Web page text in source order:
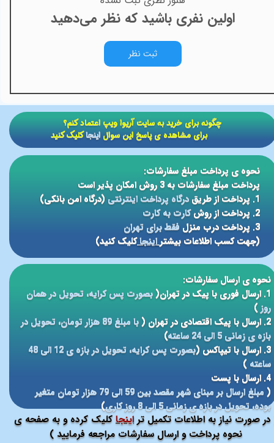
اولین نفری باشید که نظر می‌دهید
ثبت نظر
صورت نیاز به اطلاعات تکمیل تراینجا کلیک کرده و به صفحه ی
نحوه پرداخت و ارسال سفارشات مراجعه فرمایید )
نحوه ی پرداخت مبلغ سفارشات:
پرداخت مبلغ سفارشات به 3 روش امکان پذیر است
1. پرداخت از طریق
درگاه پرداخت اینترنتی(درگاه امن بانکی)
2. پرداخت از روش
کارت به کارت
3. پرداخت درب منزل
فقط برای تهران
(جهت کسب اطلاعات بیشتر اینجاکلیک کنید)
نحوه ی ارسال سفارشات:
1. ارسال فوری با پیک در تهران(
بصورت پس کرایه، تحویل در همان
روز)
2. ارسال با پیک اقتصادی در تهران (
با مبلغ 89 هزار تومان، تحویل در
بازه ی زمانی 5 الی 24 ساعته
)
3. ارسال با تیپاکس (
بصورت پس کرایه، تحویل در بازه ی 12 الی 48
ساعته )
4. ارسال با پست
(
مبلغ ارسال بر مبنای شهر مقصد بین 59 الی 79 هزار تومان متغیر
بوده، تحویل در بازه ی زمانی 5 الی 8 روز کاری
)
​​چگونه برای خرید به سایت آریوا ویپ اعتماد کنم؟
برای مشاهده ی پاسخ این سوالاینجاکلیک کنید